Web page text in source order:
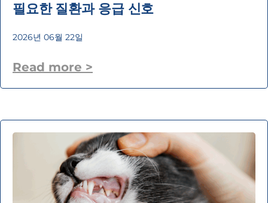
필요한 질환과 응급 신호
2026년 06월 22일
Read more >